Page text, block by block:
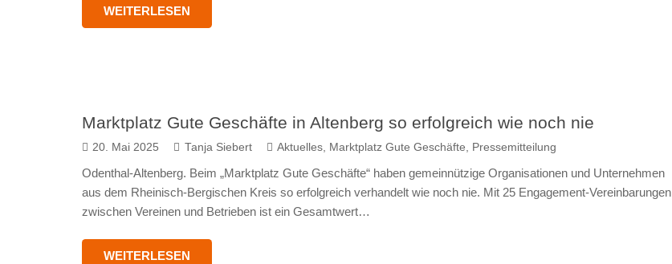
WEITERLESEN
Marktplatz Gute Geschäfte in Altenberg so erfolgreich wie noch nie
20. Mai 2025 Tanja Siebert Aktuelles, Marktplatz Gute Geschäfte, Pressemitteilung
Odenthal-Altenberg. Beim „Marktplatz Gute Geschäfte“ haben gemeinnützige Organisationen und Unternehmen
aus dem Rheinisch-Bergischen Kreis so erfolgreich verhandelt wie noch nie. Mit 25 Engagement-Vereinbarungen
zwischen Vereinen und Betrieben ist ein Gesamtwert…
WEITERLESEN